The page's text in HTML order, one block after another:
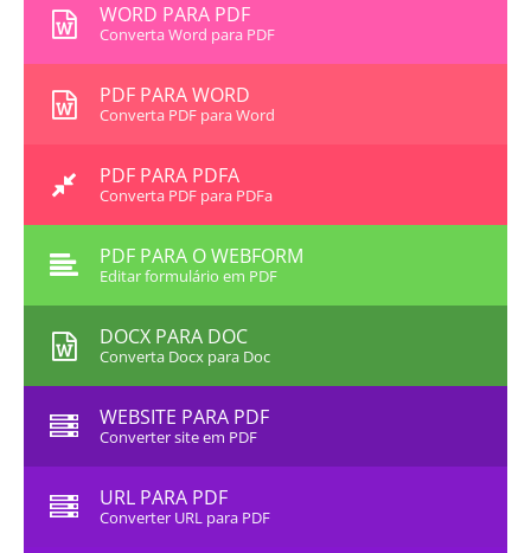
WORD PARA PDF
Converta Word para PDF
PDF PARA WORD
Converta PDF para Word
PDF PARA PDFA
Converta PDF para PDFa
PDF PARA O WEBFORM
Editar formulário em PDF
DOCX PARA DOC
Converta Docx para Doc
WEBSITE PARA PDF
Converter site em PDF
URL PARA PDF
Converter URL para PDF